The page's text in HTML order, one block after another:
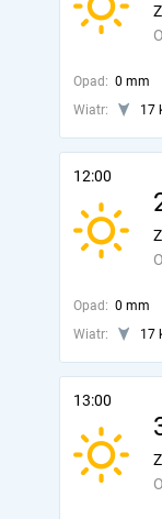
Opad: 0 mm
Wiatr:
17
12:00
Opad: 0 mm
Wiatr:
17
13:00